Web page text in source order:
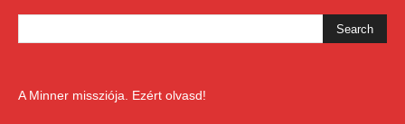
A Minner missziója. Ezért olvasd!